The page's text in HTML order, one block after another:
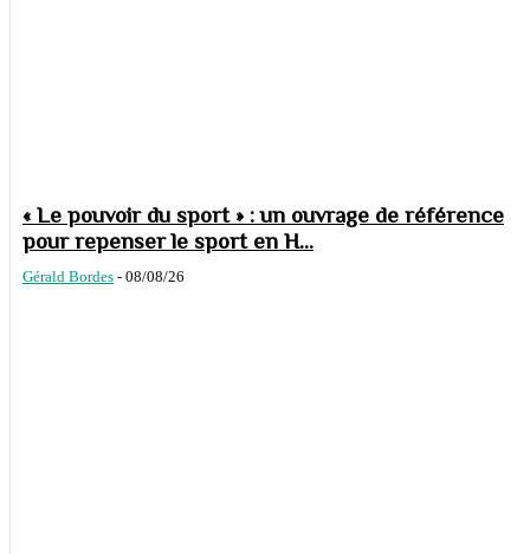
« Le pouvoir du sport » : un ouvrage de référence
pour repenser le sport en H...
Gérald Bordes - 08/08/26